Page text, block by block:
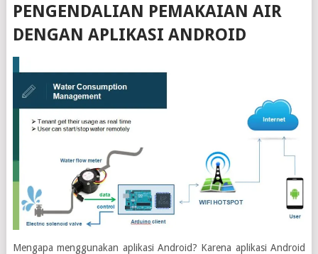
PENGENDALIAN PEMAKAIAN AIR
DENGAN APLIKASI ANDROID
Mengapa menggunakan aplikasi Android? Karena aplikasi Android